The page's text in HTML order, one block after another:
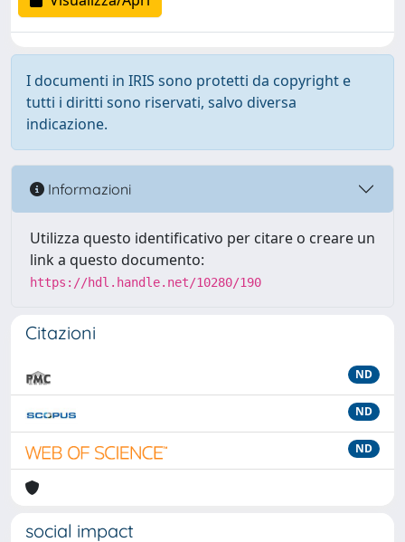
I documenti in IRIS sono protetti da copyright e
tutti i diritti sono riservati, salvo diversa
indicazione.
Informazioni
Utilizza questo identificativo per citare o creare un
link a questo documento:
https://hdl.handle.net/10280/190
Citazioni
ND
ND
ND
social impact